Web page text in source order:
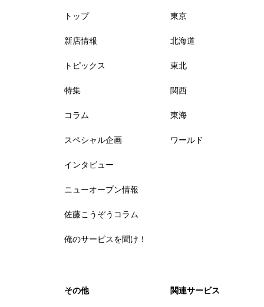
トップ
新店情報
トピックス
特集
コラム
スペシャル企画
インタビュー
ニューオープン情報
佐藤こうぞうコラム
俺のサービスを聞け！
東京
北海道
東北
関西
東海
ワールド
その他 関連サービス